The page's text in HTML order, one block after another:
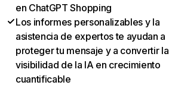
en ChatGPT Shopping
Los informes personalizables y la
asistencia de expertos te ayudan a
proteger tu mensaje y a convertir la
visibilidad de la IA en crecimiento
cuantificable